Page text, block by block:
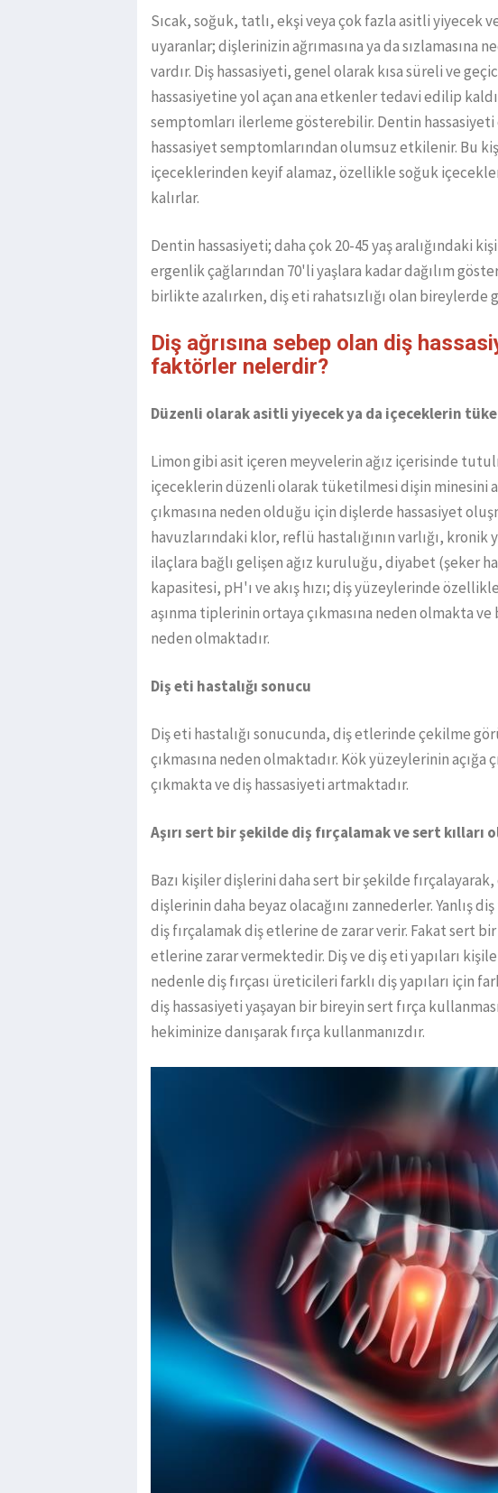
Sıcak, soğuk, tatlı, ekşi veya çok fazla asitli yiyecek
uyaranlar; dişlerinizin ağrımasına ya da sızlamasına
vardır. Diş hassasiyeti, genel olarak kısa süreli ve
hassasiyetine yol açan ana etkenler tedavi edilip
semptomları ilerleme gösterebilir. Dentin
hassasiyet semptomlarından olumsuz etkilenir. Bu
içeceklerinden keyif alamaz, özellikle soğuk
kalırlar.
Dentin hassasiyeti; daha çok 20-45 yaş aralığındaki
ergenlik çağlarından 70'li yaşlara kadar dağılım
birlikte azalırken, diş eti rahatsızlığı olan bireylerde
Diş ağrısına sebep olan diş
faktörler nelerdir?
Düzenli olarak asitli yiyecek ya da içeceklerin
Limon gibi asit içeren meyvelerin ağız içerisinde
içeceklerin düzenli olarak tüketilmesi dişin minesini
çıkmasına neden olduğu için dişlerde hassasiyet
havuzlarındaki klor, reflü hastalığının varlığı,
ilaçlara bağlı gelişen ağız kuruluğu, diyabet (şeker
kapasitesi, pH'ı ve akış hızı; diş yüzeylerinde
aşınma tiplerinin ortaya çıkmasına neden olmakta
neden olmaktadır.
Diş eti hastalığı sonucu
Diş eti hastalığı sonucunda, diş etlerinde çekilme
çıkmasına neden olmaktadır. Kök yüzeylerinin
çıkmakta ve diş hassasiyeti artmaktadır.
Aşırı sert bir şekilde diş fırçalamak ve sert kılları
Bazı kişiler dişlerini daha sert bir şekilde
dişlerinin daha beyaz olacağını zannederler. Yanlış diş
diş fırçalamak diş etlerine de zarar verir. Fakat sert
etlerine zarar vermektedir. Diş ve diş eti yapıları
nedenle diş fırçası üreticileri farklı diş yapıları için
diş hassasiyeti yaşayan bir bireyin sert fırça
hekiminize danışarak fırça kullanmanızdır.